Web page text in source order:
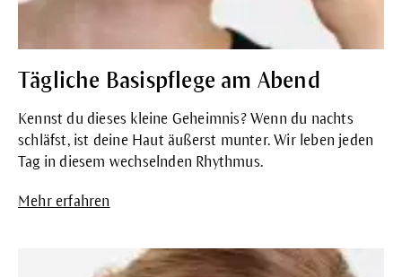
Tägliche Basispflege am Abend
Kennst du dieses kleine Geheimnis? Wenn du nachts
schläfst, ist deine Haut äußerst munter. Wir leben jeden
Tag in diesem wechselnden Rhythmus.
Mehr erfahren